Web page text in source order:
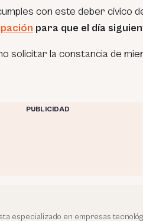
con este deber cívico
para que el día
solicitar la constancia de
PUBLICIDAD
especializado en empresas